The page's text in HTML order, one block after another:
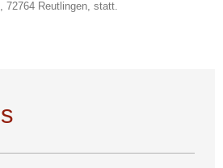
72764 Reutlingen, statt.